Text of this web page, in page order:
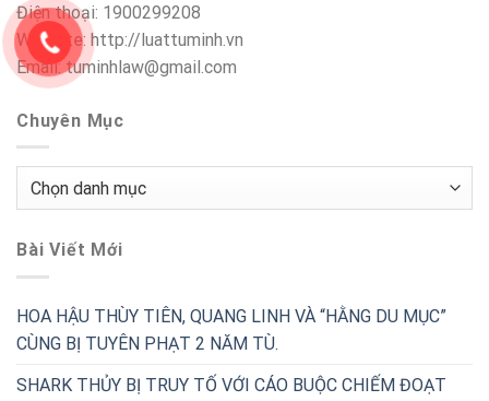
Điện thoại: 1900299208
Website: http://luattuminh.vn
Email: tuminhlaw@gmail.com
Chuyên Mục
Chuyên
Bài Viết Mới
HOA HẬU THÙY TIÊN, QUANG LINH VÀ “HẰNG DU MỤC”
CÙNG BỊ TUYÊN PHẠT 2 NĂM TÙ.
SHARK THỦY BỊ TRUY TỐ VỚI CÁO BUỘC CHIẾM ĐOẠT